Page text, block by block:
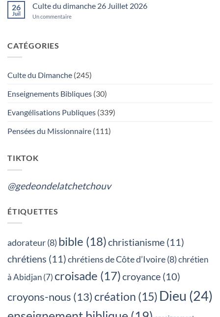
pas
étonné
26
Juil
Culte du dimanche 26 Juillet 2026
Un commentairesur
CATÉGORIES
Culte du Dimanche (245)
Enseignements Bibliques (30)
Evangélisations Publiques (339)
Pensées du Missionnaire (111)
TIKTOK
@gedeondelatchetchouv
ÉTIQUETTES
adorateur(8) bible (18)christianisme (11)
chrétiens (11)chrétiens de Côte d’Ivoire(8)chrétien
à Abidjan(7) croisade (17)croyance (10)
croyons-nous (13)création (15) Dieu (24)